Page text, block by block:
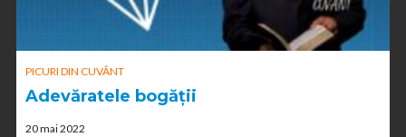
PICURI DIN CUVÂNT
Adevăratele bogății
20 mai 2022